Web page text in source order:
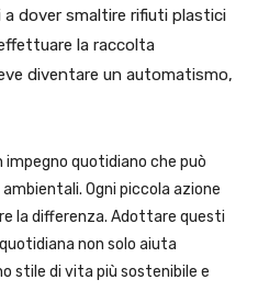
dover smaltire rifiuti plastici
la raccolta
diventare un automatismo,
impegno quotidiano che può
Ogni piccola azione
la differenza. Adottare questi
non solo aiuta
stile di vita più sostenibile e